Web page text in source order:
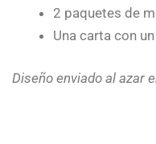
2 paquetes de
Una carta con
Diseño enviado al azar